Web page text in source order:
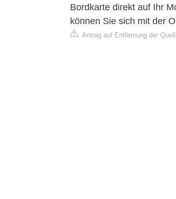
Bordkarte direkt auf Ihr
können Sie sich mit der
Antrag auf Entfernung der